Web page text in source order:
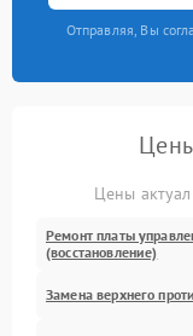
Отправляя, Вы
Цены
Ремонт платы
(восстановление)
Замена верхнего